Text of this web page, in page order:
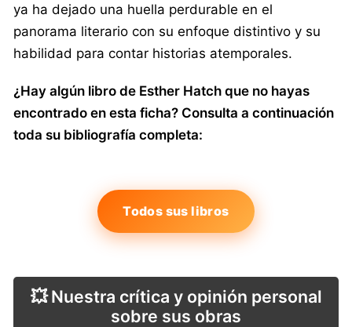
ya ha dejado una huella perdurable en el
panorama literario con su enfoque distintivo y su
habilidad para contar historias atemporales.
¿Hay algún libro de Esther Hatch que no hayas
encontrado en esta ficha? Consulta a continuación
toda su bibliografía completa:
Todos sus libros
💥 Nuestra crítica y opinión personal
sobre sus obras